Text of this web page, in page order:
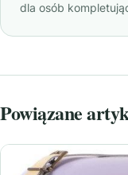
dla osób
Powiązane